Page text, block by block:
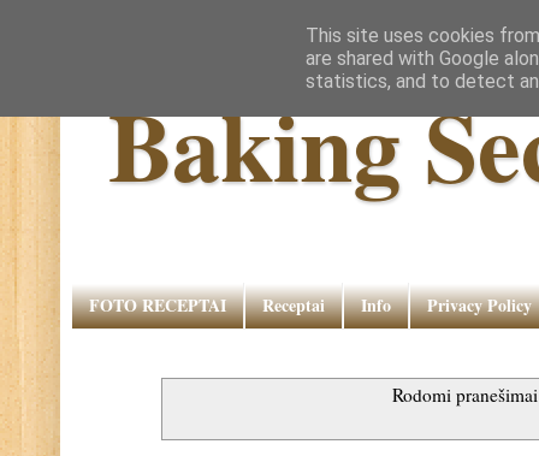
Baking
FOTO RECEPTAI Receptai Info Privacy Policy
Rodomi
This site uses cookies
are shared with Google
statistics, and to detect